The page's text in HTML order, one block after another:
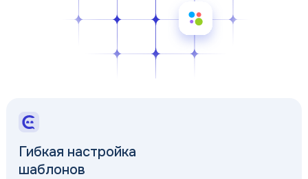
Гибкая настройка
шаблонов